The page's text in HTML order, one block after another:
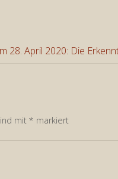
28. April 2020: Die
mit * markiert